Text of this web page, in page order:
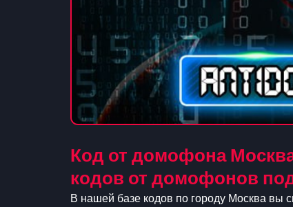
Код от домофона
кодов от домофонов
В нашей базе кодов по городу Москва вы